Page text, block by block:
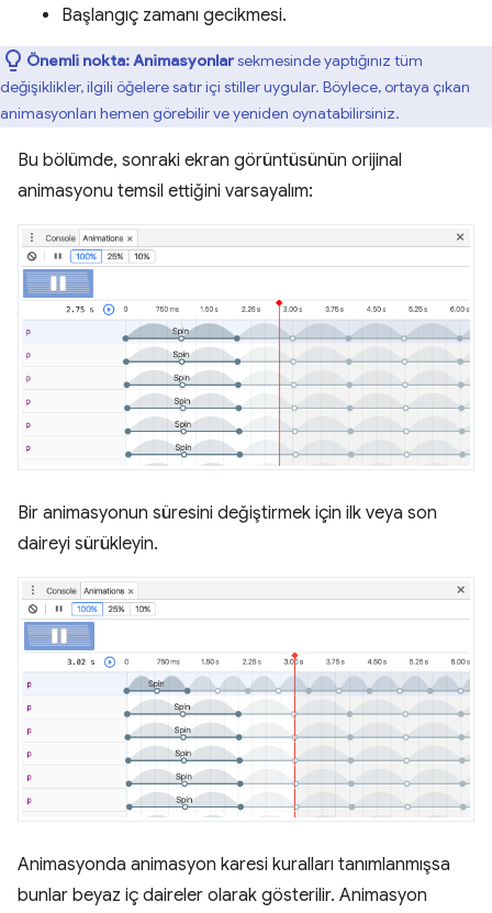
Başlangıç zamanı gecikmesi.
Önemli nokta:Animasyonlarsekmesinde yaptığınız tüm
değişiklikler, ilgili öğelere satır içi stiller uygular. Böylece, ortaya çıkan
animasyonları hemen görebilir ve yeniden oynatabilirsiniz.
Bu bölümde, sonraki ekran görüntüsünün orijinal
animasyonu temsil ettiğini varsayalım:
Bir animasyonun süresini değiştirmek için ilk veya son
daireyi sürükleyin.
Animasyonda animasyon karesi kuralları tanımlanmışsa
bunlar beyaz iç daireler olarak gösterilir. Animasyon